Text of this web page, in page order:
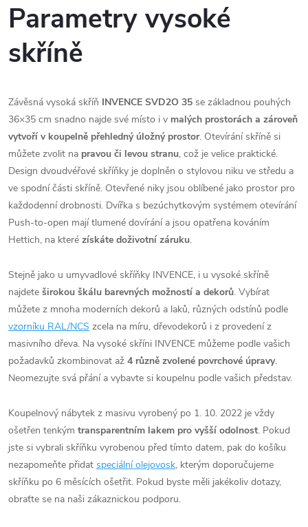
Parametry vysoké
skříně
Závěsná vysoká skříň INVENCE SVD2O 35 se základnou pouhých
36×35 cm snadno najde své místo i v malých prostorách a zároveň
vytvoří v koupelně přehledný úložný prostor. Otevírání skříně si
můžete zvolit na pravou či levou stranu, což je velice praktické.
Design dvoudvéřové skříňky je doplněn o stylovou niku ve středu a
ve spodní části skříně. Otevřené niky jsou oblíbené jako prostor pro
každodenní drobnosti. Dvířka s bezúchytkovým systémem otevírání
Push-to-open mají tlumené dovírání a jsou opatřena kováním
Hettich, na které získáte doživotní záruku.
Stejně jako u umyvadlové skříňky INVENCE, i u vysoké skříně
najdete širokou škálu barevných možností a dekorů. Vybírat
můžete z mnoha moderních dekorů a laků, různých odstínů podle
vzorníku RAL/NCS zcela na míru, dřevodekorů i z provedení z
masivního dřeva. Na vysoké skříni INVENCE můžeme podle vašich
požadavků zkombinovat až 4 různě zvolené povrchové úpravy.
Neomezujte svá přání a vybavte si koupelnu podle vašich představ.
Koupelnový nábytek z masivu vyrobený po 1. 10. 2022 je vždy
ošetřen tenkým transparentním lakem pro vyšší odolnost. Pokud
jste si vybrali skříňku vyrobenou před tímto datem, pak do košíku
nezapomeňte přidat speciální olejovosk, kterým doporučujeme
skříňku po 6 měsících ošetřit. Pokud byste měli jakékoliv dotazy,
obraťte se na naši zákaznickou podporu.